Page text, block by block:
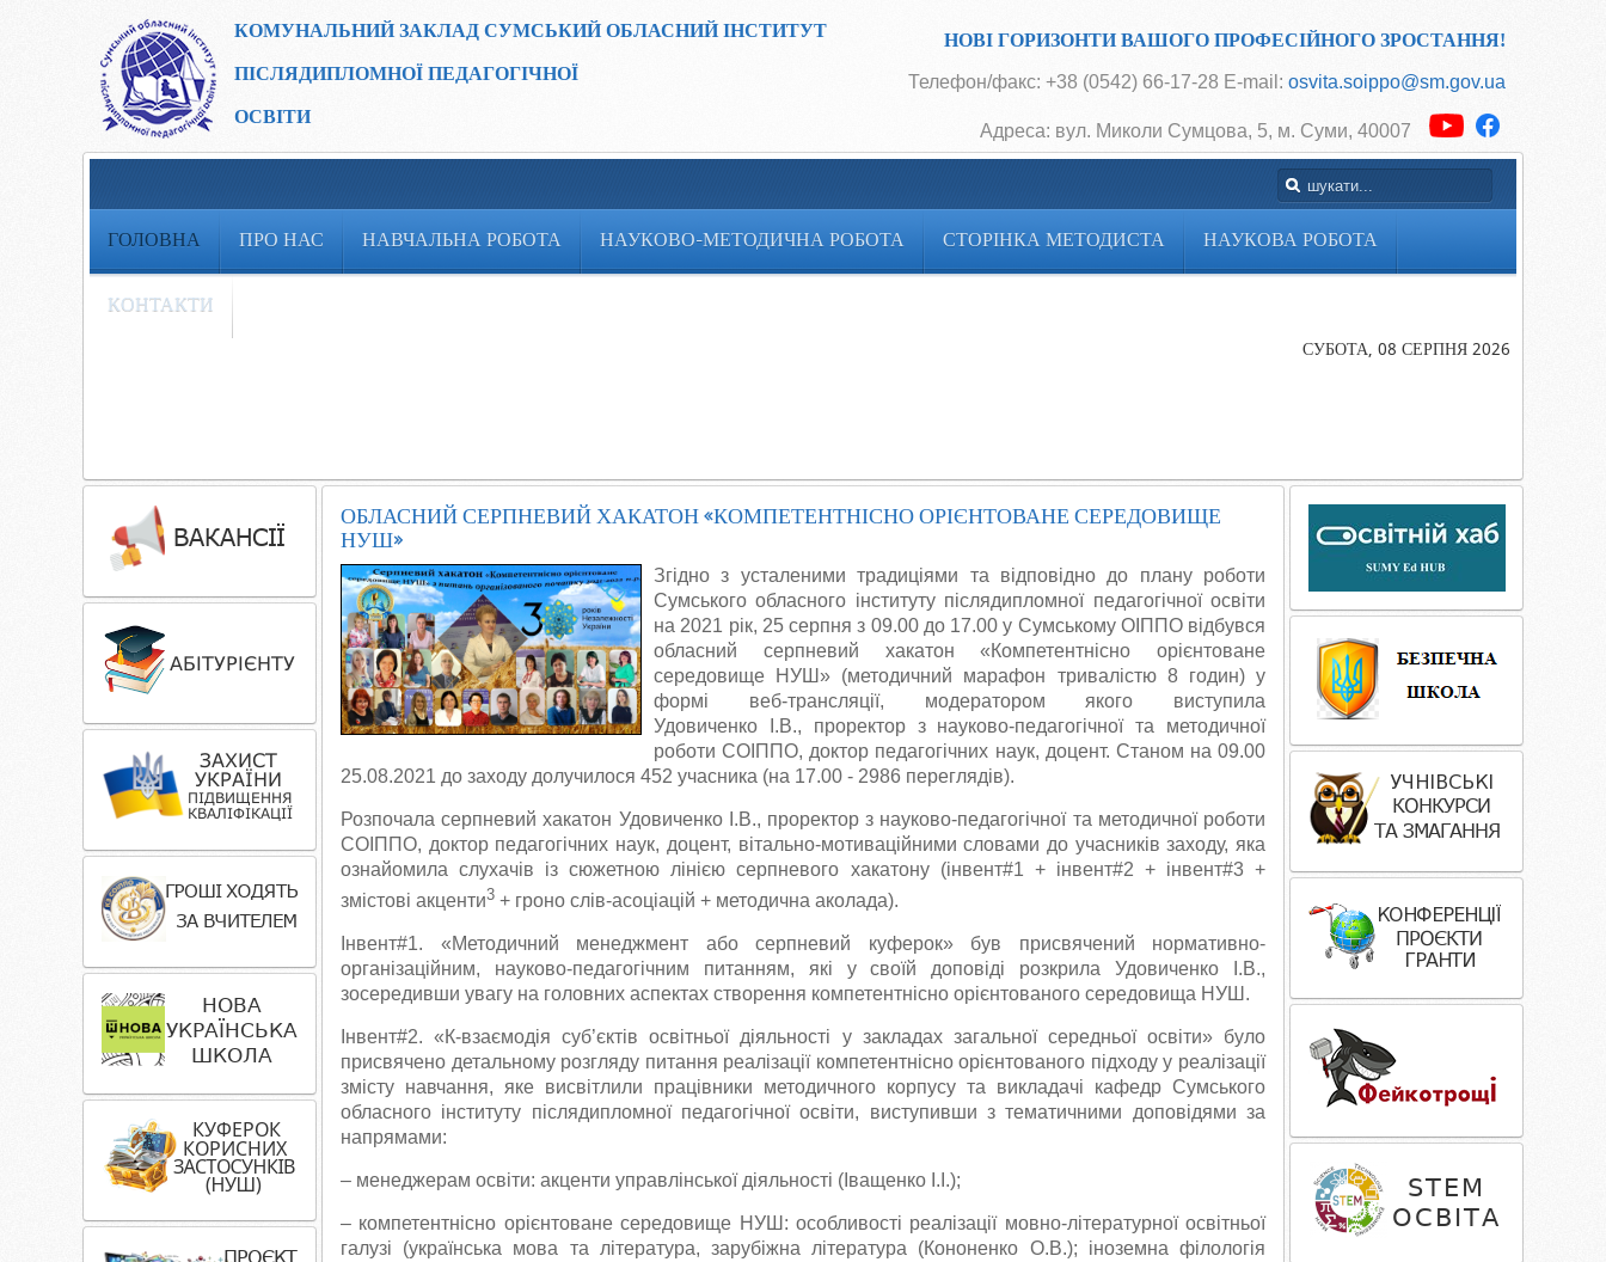
КОМУНАЛЬНИЙ ЗАКЛАД СУМСЬКИЙ ОБЛАСНИЙ ІНСТИТУТ
ПІСЛЯДИПЛОМНОЇ ПЕДАГОГІЧНОЇ
ОСВІТИ
НОВІ ГОРИЗОНТИ ВАШОГО ПРОФЕСІЙНОГО ЗРОСТАННЯ!
Телефон/факс: +38 (0542) 66-17-28 E-mail: osvita.soippo@sm.gov.ua
Адреса: вул. Миколи Сумцова, 5, м. Суми, 40007
ГОЛОВНА ПРО НАС НАВЧАЛЬНА РОБОТА НАУКОВО-МЕТОДИЧНА РОБОТА СТОРІНКА МЕТОДИСТА НАУКОВА РОБОТА
КОНТАКТИ
СУБОТА, 08 СЕРПНЯ 2026
ОБЛАСНИЙ СЕРПНЕВИЙ ХАКАТОН «КОМПЕТЕНТНІСНО ОРІЄНТОВАНЕ СЕРЕДОВИЩЕ
НУШ»
Згідно з усталеними традиціями та відповідно до плану роботи
Сумського обласного інституту післядипломної педагогічної освіти
на 2021 рік, 25 серпня з 09.00 до 17.00 у Сумському ОІППО відбувся
обласний серпневий хакатон «Компетентнісно орієнтоване
середовище НУШ» (методичний марафон тривалістю 8 годин) у
формі веб-трансляції, модератором якого виступила
Удовиченко І.В., проректор з науково-педагогічної та методичної
роботи СОІППО, доктор педагогічних наук, доцент. Станом на 09.00
25.08.2021 до заходу долучилося 452 учасника (на 17.00 - 2986 переглядів).
Розпочала серпневий хакатон Удовиченко І.В., проректор з науково-педагогічної та методичної роботи
СОІППО, доктор педагогічних наук, доцент, вітально-мотиваційними словами до учасників заходу, яка
ознайомила слухачів із сюжетною лінією серпневого хакатону (інвент#1 + інвент#2 + інвент#3 +
змістові акценти3 + гроно слів-асоціацій + методична аколада).
Інвент#1. «Методичний менеджмент або серпневий куферок» був присвячений нормативно-
організаційним, науково-педагогічним питанням, які у своїй доповіді розкрила Удовиченко І.В.,
зосередивши увагу на головних аспектах створення компетентнісно орієнтованого середовища НУШ.
Інвент#2. «К-взаємодія суб’єктів освітньої діяльності у закладах загальної середньої освіти» було
присвячено детальному розгляду питання реалізації компетентнісно орієнтованого підходу у реалізації
змісту навчання, яке висвітлили працівники методичного корпусу та викладачі кафедр Сумського
обласного інституту післядипломної педагогічної освіти, виступивши з тематичними доповідями за
напрямами:
– менеджерам освіти: акценти управлінської діяльності (Іващенко І.І.);
– компетентнісно орієнтоване середовище НУШ: особливості реалізації мовно-літературної освітньої
галузі (українська мова та література, зарубіжна література (Кононенко О.В.); іноземна філологія